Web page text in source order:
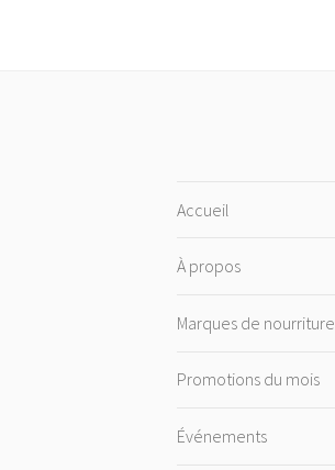
Accueil
À propos
Marques de nourriture
Promotions du mois
Événements